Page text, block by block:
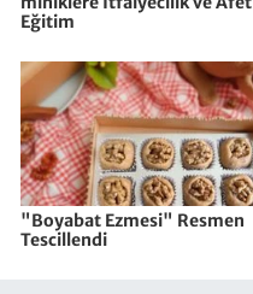
Eğitim
"Boyabat Ezmesi" Resmen
Tescillendi